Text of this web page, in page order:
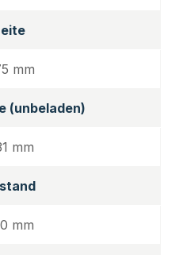
mm
(unbeladen)
mm
mm